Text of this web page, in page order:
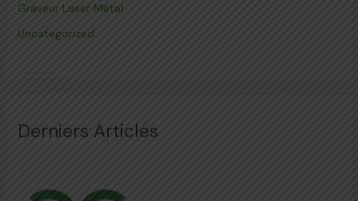
Graveur Laser Métal
Uncategorized
Derniers Articles